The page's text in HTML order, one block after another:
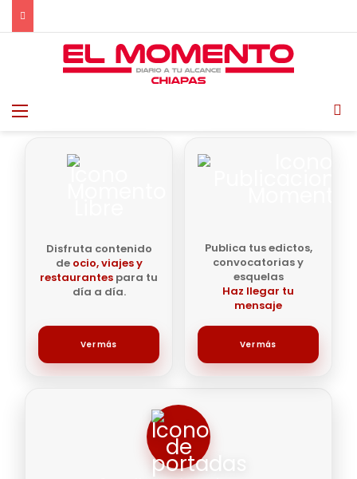
Menu
Disfruta contenido
de ocio, viajes y
restaurantes para tu
día a día.
Ver más
Publica tus edictos,
convocatorias y
esquelas
Haz llegar tu
mensaje
Ver más